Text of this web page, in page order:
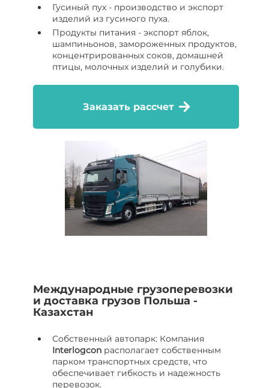
Гусиный пух - производство и экспорт
изделий из гусиного пуха.
Продукты питания - экспорт яблок,
шампиньонов, замороженных продуктов,
концентрированных соков, домашней
птицы, молочных изделий и голубики.
Заказать рассчет
Международные грузоперевозки
и доставка грузов Польша -
Казахстан
Собственный автопарк: Компания
Interlogcon располагает собственным
парком транспортных средств, что
обеспечивает гибкость и надежность
перевозок.